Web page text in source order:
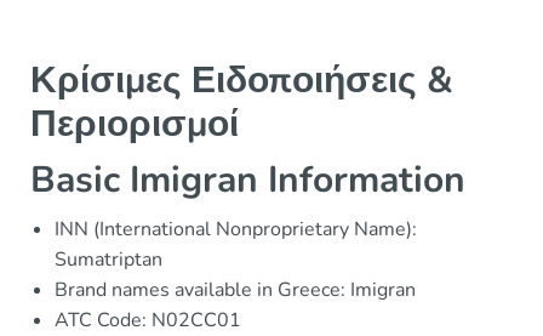
Κρίσιμες Ειδοποιήσεις &
Περιορισμοί
Basic Imigran Information
INN (International Nonproprietary Name):
Sumatriptan
Brand names available in Greece: Imigran
ATC Code: N02CC01